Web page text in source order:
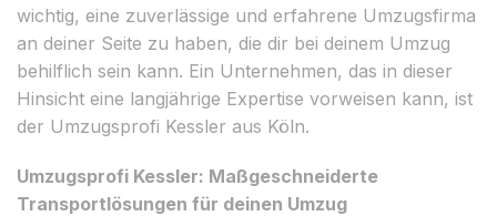
wichtig, eine zuverlässige und erfahrene Umzugsfirma
an deiner Seite zu haben, die dir bei deinem Umzug
behilflich sein kann. Ein Unternehmen, das in dieser
Hinsicht eine langjährige Expertise vorweisen kann, ist
der Umzugsprofi Kessler aus Köln.
Umzugsprofi Kessler: Maßgeschneiderte
Transportlösungen für deinen Umzug